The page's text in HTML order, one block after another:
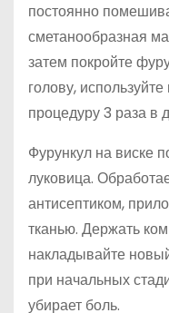
постоянно
сметанообразная
затем покройте
голову,
процедуру 3 раза в
Фурункул на виске
луковица.
антисептиком,
тканью. Держать
накладывайте
при начальных
убирает боль.